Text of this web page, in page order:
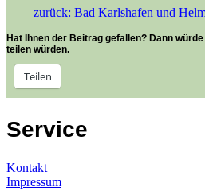
zurück: Bad Karlshafen und
Hat Ihnen der Beitrag gefallen? Dann
teilen würden.
Teilen
Service
Kontakt
Impressum